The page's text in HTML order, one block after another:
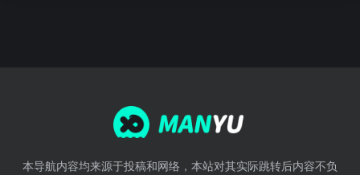
本导航内容均来源于投稿和网络，本站对其实际跳转后内容不负